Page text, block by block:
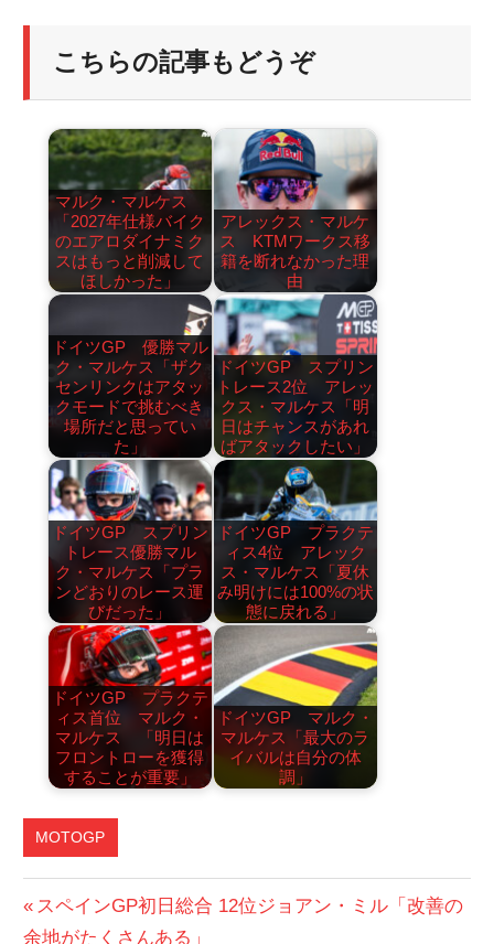
こちらの記事もどうぞ
マルク・マルケス
「2027年仕様バイク
のエアロダイナミク
スはもっと削減して
ほしかった」
アレックス・マルケ
ス KTMワークス移
籍を断れなかった理
由
ドイツGP 優勝マル
ク・マルケス「ザク
センリンクはアタッ
クモードで挑むべき
場所だと思ってい
た」
ドイツGP スプリン
トレース2位 アレッ
クス・マルケス「明
日はチャンスがあれ
ばアタックしたい」
ドイツGP スプリン
トレース優勝マル
ク・マルケス「プラ
ンどおりのレース運
びだった」
ドイツGP プラクテ
ィス4位 アレック
ス・マルケス「夏休
み明けには100%の状
態に戻れる」
ドイツGP プラクテ
ィス首位 マルク・
マルケス 「明日は
フロントローを獲得
することが重要」
ドイツGP マルク・
マルケス「最大のラ
イバルは自分の体
調」
MOTOGP
投
前
の
スペインGP初日総合 12位ジョアン・ミル「改善の
余地がたくさんある」